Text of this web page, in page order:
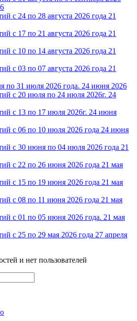
с 24 по 28 августа 2026 года 21
с 17 по 21 августа 2026 года 21
с 10 по 14 августа 2026 года 21
с 03 по 07 августа 2026 года 21
по 31 июля 2026 года. 24 июня 2026
с 20 июля по 24 июля 2026г. 24
с 13 по 17 июля 2026г. 24 июня
с 06 по 10 июля 2026 года 24 июня
с 30 июня по 04 июля 2026 года 21
с 22 по 26 июня 2026 года 21 мая
с 15 по 19 июня 2026 года 21 мая
с 08 по 11 июня 2026 года 21 мая
с 01 по 05 июня 2026 года. 21 мая
с 25 по 29 мая 2026 года 27 апреля
и нет пользователей